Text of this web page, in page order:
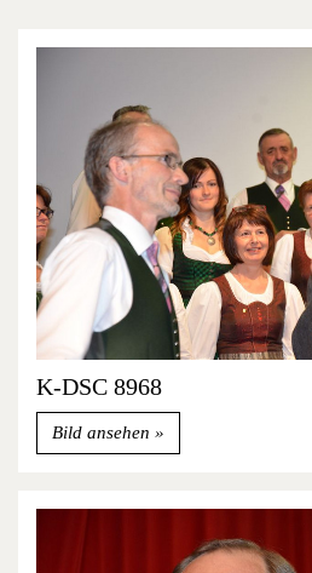
K-DSC 8968
Bild ansehen